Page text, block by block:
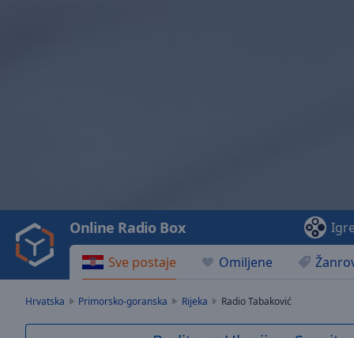
Video
Play
Backward
Skip
Current
Sve postaje Omiljene
Online Radio Box Igre
Hrvatska Primorsko-goranska Rijeka Radio Tabaković